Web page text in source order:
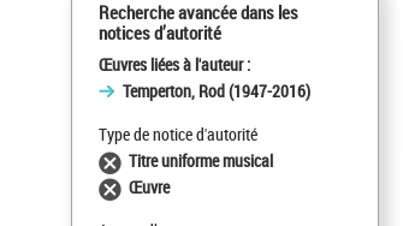
Recherche avancée dans les
notices d’autorité
Œuvres liées à l'auteur :
Temperton, Rod (1947-2016)
Type de notice d'autorité
Titre uniforme musical
Œuvre